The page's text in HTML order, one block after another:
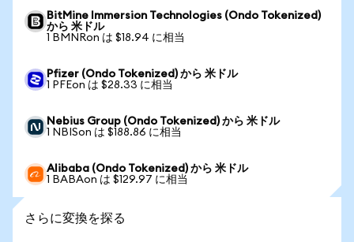
BitMine Immersion Technologies (Ondo Tokenized)
から 米ドル
1 BMNRon は $18.94 に相当
Pfizer (Ondo Tokenized) から 米ドル
1 PFEon は $28.33 に相当
Nebius Group (Ondo Tokenized) から 米ドル
1 NBISon は $188.86 に相当
Alibaba (Ondo Tokenized) から 米ドル
1 BABAon は $129.97 に相当
さらに変換を探る